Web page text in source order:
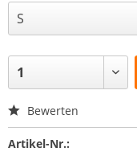
Bewerten
Artikel-Nr.: